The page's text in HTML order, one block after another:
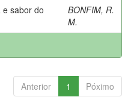
e sabor do
BONFIM, R.
M.
Anterior 1 Póximo